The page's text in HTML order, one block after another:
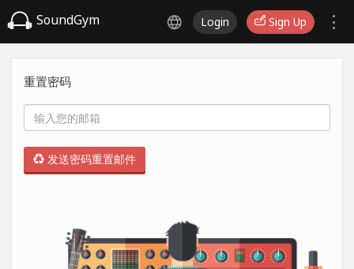
SoundGym Login Sign Up
重置密码
发送密码重置邮件